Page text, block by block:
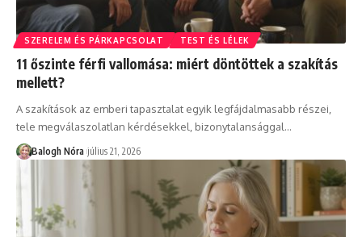
SZERELEM ÉS PÁRKAPCSOLAT TEST ÉS LÉLEK
11 őszinte férfi vallomása: miért döntöttek a szakítás
mellett?
A szakítások az emberi tapasztalat egyik legfájdalmasabb részei,
tele megválaszolatlan kérdésekkel, bizonytalansággal…
Balogh Nóra július 21, 2026